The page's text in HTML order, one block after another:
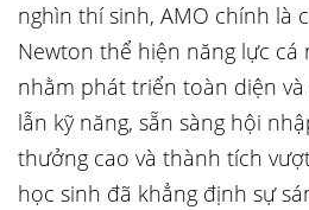
nghìn thí sinh, AMO chính là
Newton thể hiện năng lực cá
nhằm phát triển toàn diện
lẫn kỹ năng, sẵn sàng hội
thưởng cao và thành tích
học sinh đã khẳng định sự